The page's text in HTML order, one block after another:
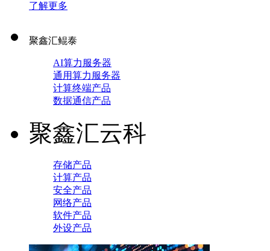
了解更多
聚鑫汇鲲泰
AI算力服务器
通用算力服务器
计算终端产品
数据通信产品
聚鑫汇云科
存储产品
计算产品
安全产品
网络产品
软件产品
外设产品